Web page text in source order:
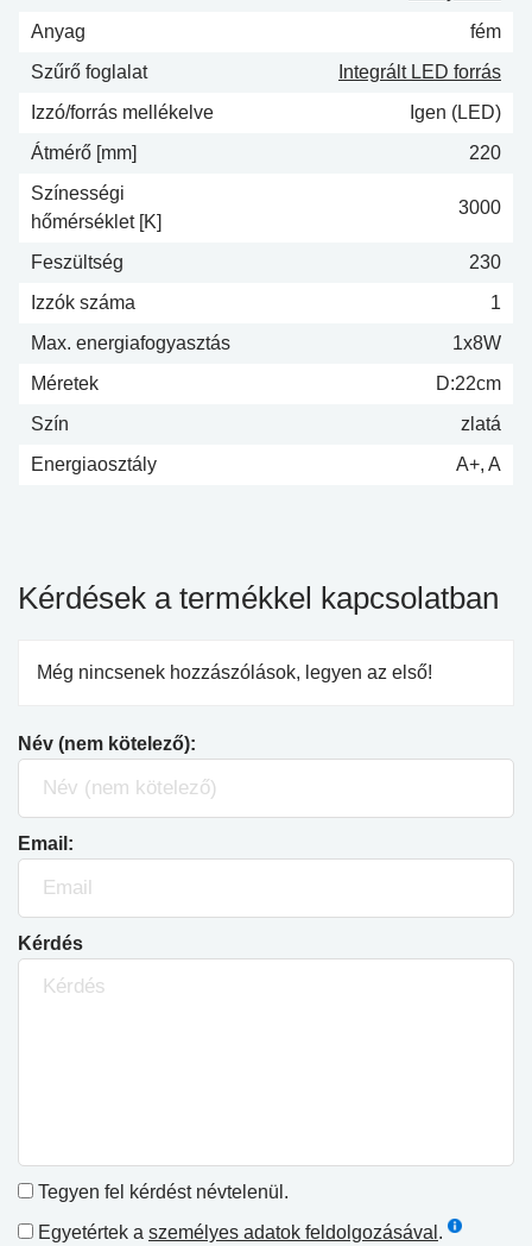
Anyag
fém
Szűrő foglalat
Integrált LED forrás
Izzó/forrás mellékelve
Igen (LED)
Átmérő [mm]
220
Színességi
hőmérséklet [K]
3000
Feszültség
230
Izzók száma
1
Max. energiafogyasztás
1x8W
Méretek
D:22cm
Szín
zlatá
Energiaosztály
A+, A
Kérdések a termékkel kapcsolatban
Még nincsenek hozzászólások, legyen az első!
Név (nem kötelező):
Email:
Kérdés
Tegyen fel kérdést névtelenül.
Egyetértek a személyes adatok feldolgozásával .